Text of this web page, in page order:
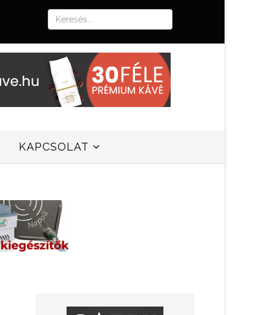
KAPCSOLAT